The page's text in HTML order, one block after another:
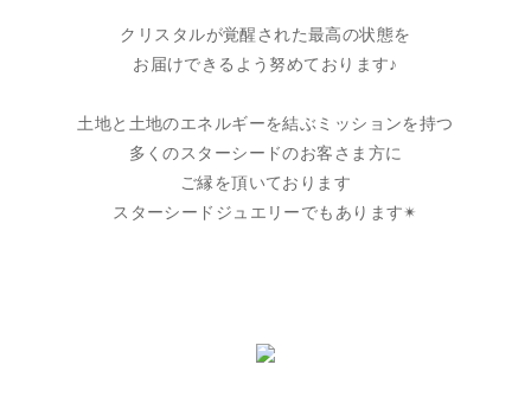
クリスタルが覚醒された最高の状態を
お届けできるよう努めております♪
土地と土地のエネルギーを結ぶミッションを持つ
多くのスターシードのお客さま方に
ご縁を頂いております
スターシードジュエリーでもあります✴︎